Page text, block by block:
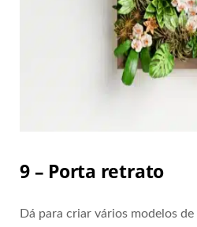
9 – Porta retrato
Dá para criar vários modelos